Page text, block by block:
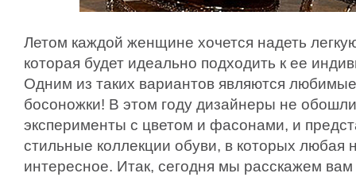
Летом каждой женщине хочется надеть
которая будет идеально подходить к ее
Одним из таких вариантов являются
босоножки! В этом году дизайнеры не
эксперименты с цветом и фасонами, и
стильные коллекции обуви, в которых любая
интересное. Итак, сегодня мы расскажем